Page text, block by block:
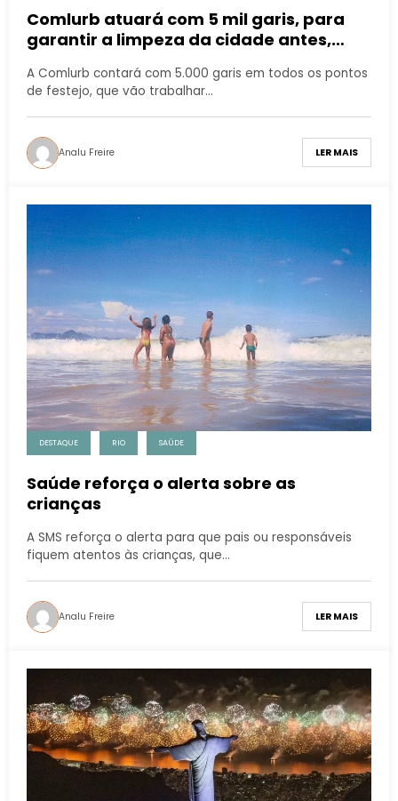
Comlurb atuará com 5 mil garis, para
garantir a limpeza da cidade antes,
cidade
A Comlurb contará com 5.000 garis em todos os pontos
de festejo, que vão trabalhar…
Analu Freire LER MAIS
DESTAQUE RIO SAÚDE
Saúde reforça o alerta sobre as
crianças
A SMS reforça o alerta para que pais ou responsáveis
fiquem atentos às crianças, que…
Analu Freire LER MAIS